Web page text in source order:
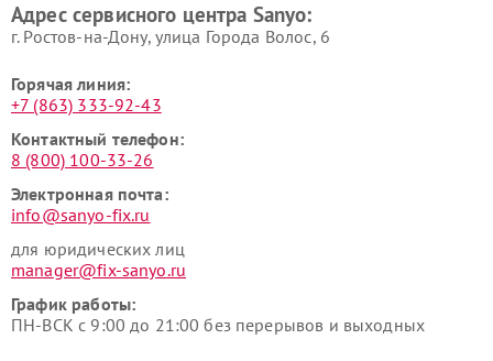
Адрес сервисного центра Sanyo:
г. Ростов-на-Дону, улица Города Волос, 6
Горячая линия:
+7 (863) 333-92-43
Контактный телефон:
8 (800) 100-33-26
Электронная почта:
info@sanyo-fix.ru
для юридических лиц
manager@fix-sanyo.ru
График работы:
ПН-ВСК с 9:00 до 21:00 без перерывов и выходных